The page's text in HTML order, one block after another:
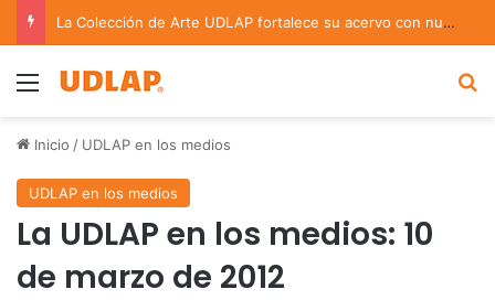
La Colección de Arte UDLAP fortalece su acervo con nuevas obras de artistas emergentes y consolidados
Menu
Inicio / UDLAP en los medios
UDLAP en los medios
La UDLAP en los medios: 10
de marzo de 2012